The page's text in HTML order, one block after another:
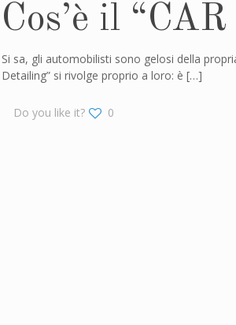
Cos’è il
Si sa, gli automobilisti sono gelosi della
Detailing” si rivolge proprio a loro: è […]
Do you like it? 0